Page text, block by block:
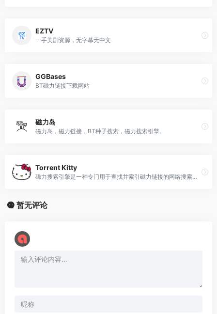
EZTV
一手美剧资源，无字幕无中文
GGBases
BT磁力链接下载网站
磁力岛
磁力岛，磁力链接，BT种子搜索，磁力搜索引擎。
Torrent Kitty
磁力搜索引擎是一种专门用于查找并索引磁力链接的网络搜索工具
暂无评论